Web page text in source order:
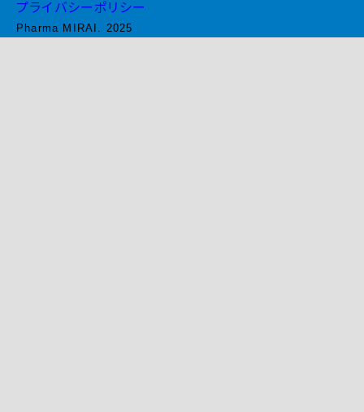
プライバシーポリシー
Pharma MIRAI. 2025